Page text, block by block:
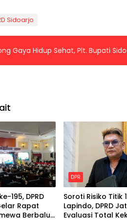
Sidoarjo
Gaya Hidup Sehat, Plt. Bupati
195, DPRD
Rapat
Berbalut
DPR
Soroti Risiko Titik
Lapindo, DPRD
Evaluasi Total